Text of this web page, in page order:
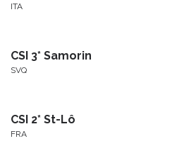
ITA
CSI 3* Samorin
SVQ
CSI 2* St-Lô
FRA